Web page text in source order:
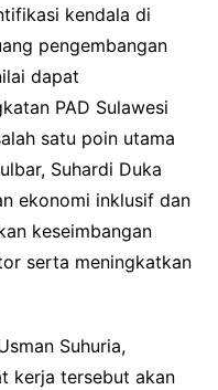
kendala di
pengembangan
dapat
PAD Sulawesi
satu poin utama
Suhardi Duka
ekonomi inklusif dan
keseimbangan
serta meningkatkan
Suhuria,
kerja tersebut akan